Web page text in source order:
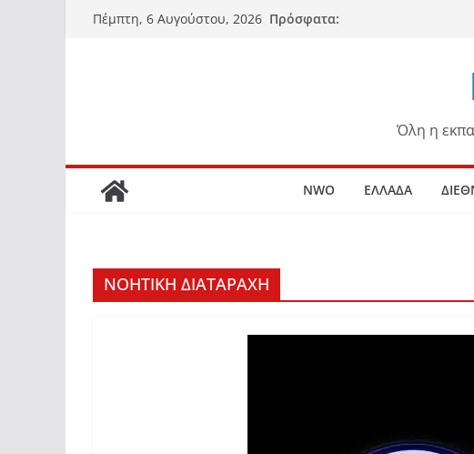
Μετάβαση
Πέμπτη, 6 Αυγούστου, 2026 Πρόσφατα:
Όλη η
NWO ΕΛΛΑΔΑ
ΝΟΗΤΙΚΗ ΔΙΑΤΑΡΑΧΗ